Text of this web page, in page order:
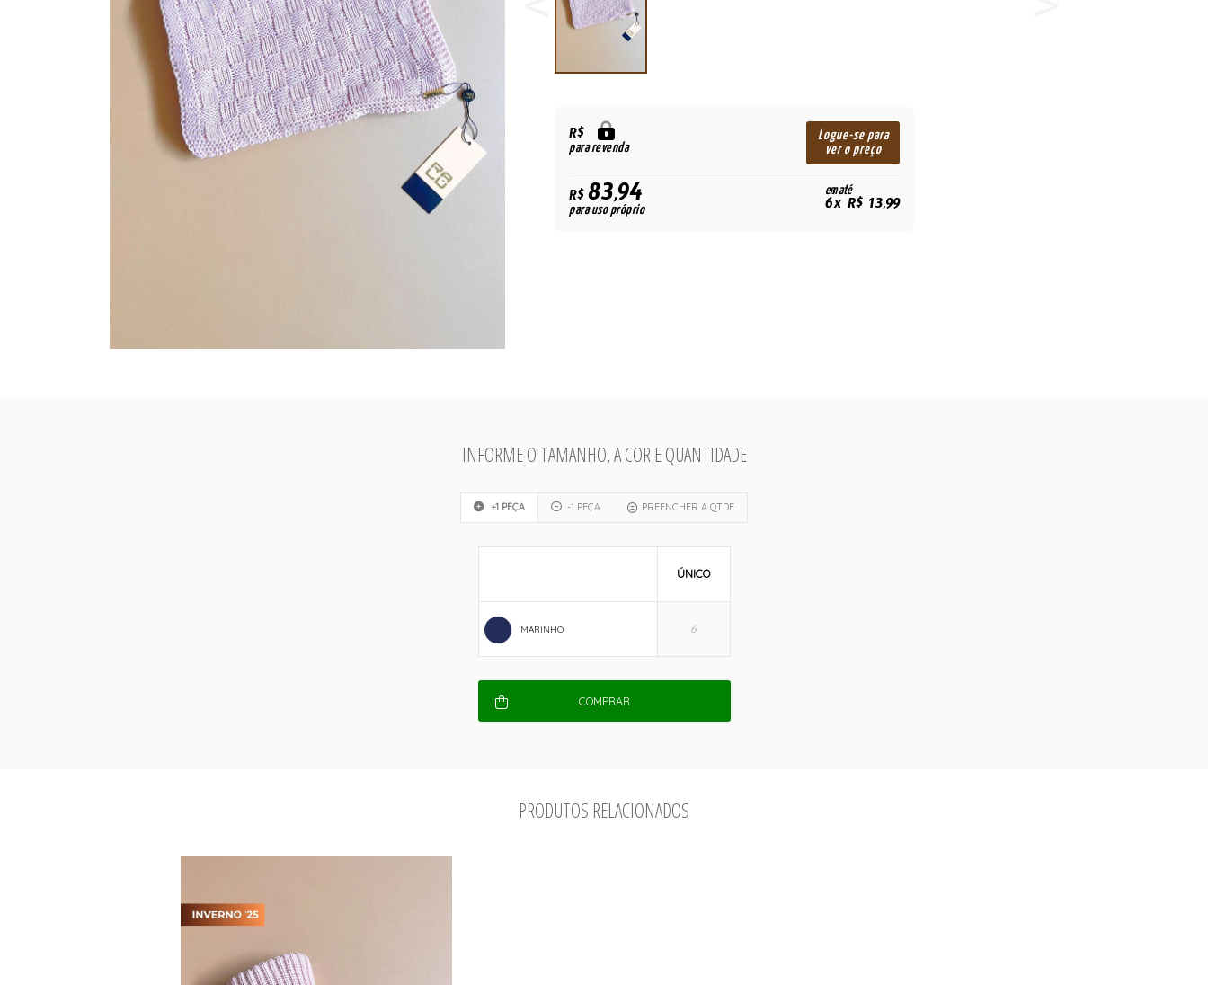
RASTEIRAS E PAPETES
ROUPÃO
SAÍDAS DE PRAIA
SANDÁLIAS
SHORTS E SAIAS
TÊNIS
TOP DE BIQUÍNI
TOP E CROPPEDS
TRICOTS
R$
para revenda
Logue-se para
ver o preço
R$83,94
para uso próprio
em até
6x R$ 13,99
INFORME O TAMANHO, A COR E QUANTIDADE
+1 PEÇA -1 PEÇA PREENCHER A QTDE
MARINHO
ÚNICO
COMPRAR
PRODUTOS RELACIONADOS